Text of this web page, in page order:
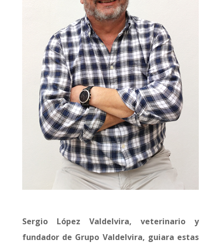
Sergio López Valdelvira, veterinario y
fundador de Grupo Valdelvira, guiara estas